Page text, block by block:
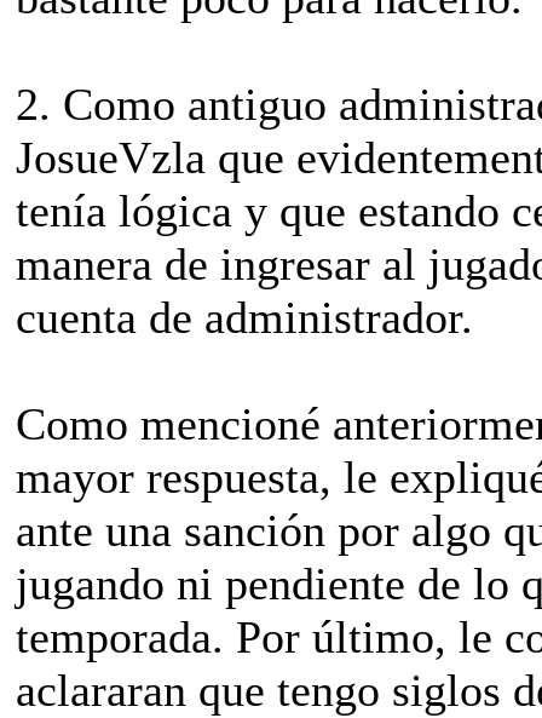
2. Como antiguo
JosueVzla que
tenía lógica y que estando
manera de ingresar al
cuenta de administrador.
Como mencioné
mayor respuesta, le
ante una sanción por algo
jugando ni pendiente de lo
temporada. Por último, le
aclararan que tengo siglos